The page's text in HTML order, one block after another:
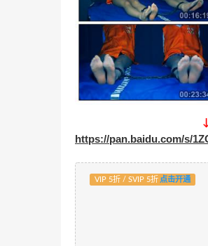
https://pan.baidu.com/s/
VIP 5折 / SVIP 5折 点击开通